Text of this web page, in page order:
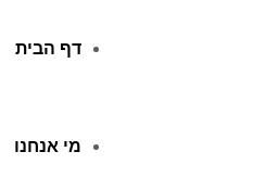
דף הבית
מי אנחנו